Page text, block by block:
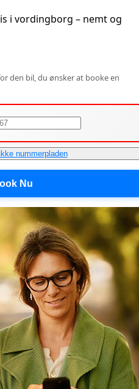
i vordingborg – nemt og
den bil, du ønsker at booke en
nummerpladen
Nu